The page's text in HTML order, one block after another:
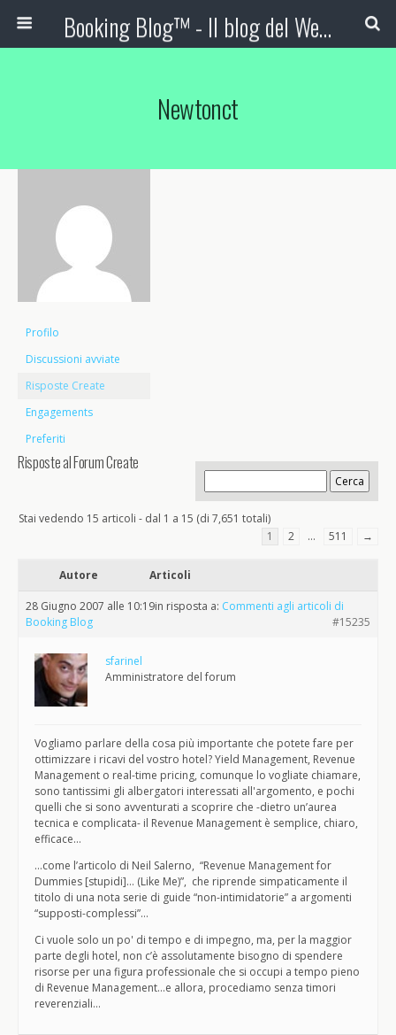
Booking Blog™ - Il blog del Web Marketing Turistico
Newtonct
Profilo
Discussioni avviate
Risposte Create
Engagements
Preferiti
Risposte al Forum Create
Stai vedendo 15 articoli - dal 1 a 15 (di 7,651 totali)
1
2 … 511 →
Autore Articoli
28 Giugno 2007 alle 10:19in risposta a: Commenti agli articoli di
Booking Blog
#15235
sfarinel
Amministratore del forum
Vogliamo parlare della cosa più importante che potete fare per
ottimizzare i ricavi del vostro hotel? Yield Management, Revenue
Management o real-time pricing, comunque lo vogliate chiamare,
sono tantissimi gli albergatori interessati all'argomento, e pochi
quelli che si sono avventurati a scoprire che -dietro un’aurea
tecnica e complicata- il Revenue Management è semplice, chiaro,
efficace…
…come l’articolo di Neil Salerno, “Revenue Management for
Dummies [stupidi]… (Like Me)”, che riprende simpaticamente il
titolo di una nota serie di guide “non-intimidatorie” a argomenti
“supposti-complessi”…
Ci vuole solo un po' di tempo e di impegno, ma, per la maggior
parte degli hotel, non c’è assolutamente bisogno di spendere
risorse per una figura professionale che si occupi a tempo pieno
di Revenue Management…e allora, procediamo senza timori
reverenziali…